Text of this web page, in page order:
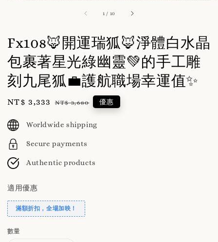
1 / 10
Fx108🦊開運瑞狐🦊淨體白水晶
包裹著星光綠幽靈💚的手工雕
刻九尾狐💼護航職場幸運值✨
Sale
NT$ 3,333 Regular
NT$ 3,680 優惠
Worldwide shipping
Secure payments
Authentic products
適用優惠
滿額折扣，全場加映！
數量